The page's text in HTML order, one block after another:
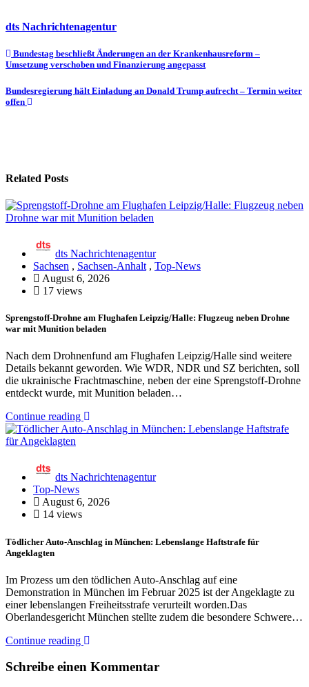
dts Nachrichtenagentur
Beitragsnavigation
Bundestag beschließt Änderungen an der Krankenhausreform –
Umsetzung verschoben und Finanzierung angepasst
Bundesregierung hält Einladung an Donald Trump aufrecht – Termin weiter
offen
Related Posts
dts Nachrichtenagentur
Sachsen , Sachsen-Anhalt , Top-News
August 6, 2026
17 views
Sprengstoff-Drohne am Flughafen Leipzig/Halle: Flugzeug neben Drohne
war mit Munition beladen
Nach dem Drohnenfund am Flughafen Leipzig/Halle sind weitere
Details bekannt geworden. Wie WDR, NDR und SZ berichten, soll
die ukrainische Frachtmaschine, neben der eine Sprengstoff-Drohne
entdeckt wurde, mit Munition beladen…
Continue reading
dts Nachrichtenagentur
Top-News
August 6, 2026
14 views
Tödlicher Auto-Anschlag in München: Lebenslange Haftstrafe für
Angeklagten
Im Prozess um den tödlichen Auto-Anschlag auf eine
Demonstration in München im Februar 2025 ist der Angeklagte zu
einer lebenslangen Freiheitsstrafe verurteilt worden.Das
Oberlandesgericht München stellte zudem die besondere Schwere…
Continue reading
Schreibe einen Kommentar